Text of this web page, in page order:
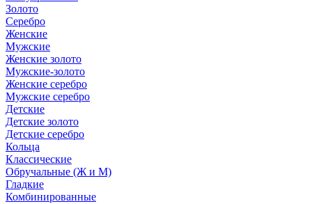
Золото
Серебро
Женские
Мужские
Женские золото
Мужские-золото
Женские серебро
Мужские серебро
Детские
Детские золото
Детские серебро
Кольца
Классические
Обручальные (Ж и М)
Гладкие
Комбинированные